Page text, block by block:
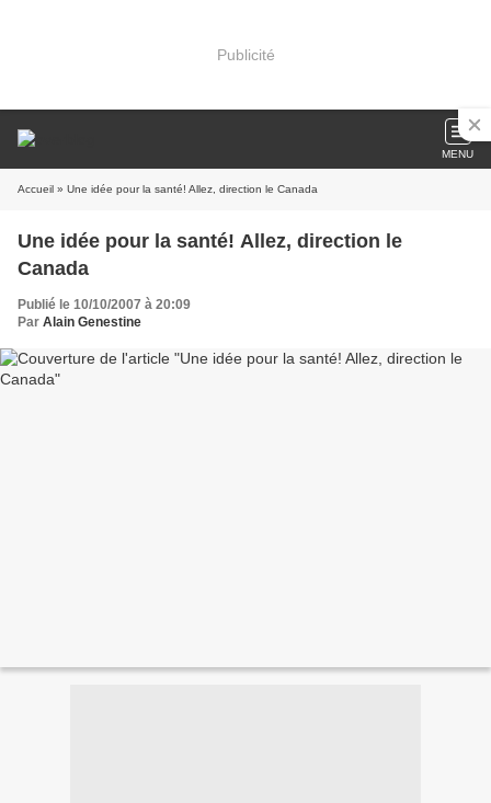
Publicité
MENU
Accueil » Une idée pour la santé! Allez, direction le Canada
Une idée pour la santé! Allez, direction le
Canada
Publié le 10/10/2007 à 20:09
Par Alain Genestine